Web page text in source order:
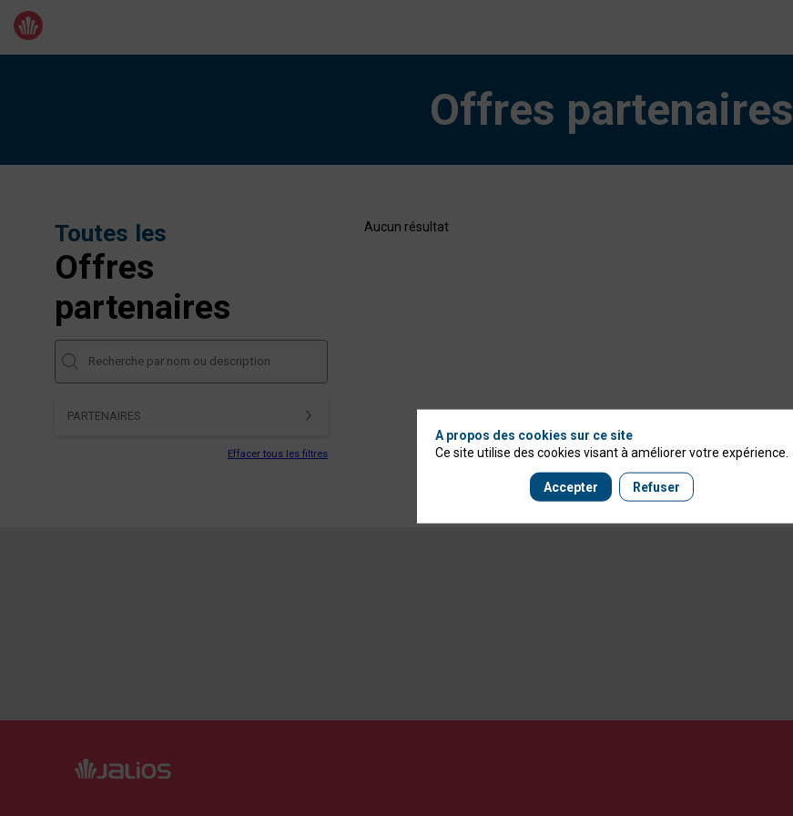
Offres partenaires
Toutes les
Offres
partenaires
PARTENAIRES
Effacer tous les filtres
Aucun résultat
A propos des cookies sur ce site
Ce site utilise des cookies visant à améliorer votre expérience.
Accepter Refuser